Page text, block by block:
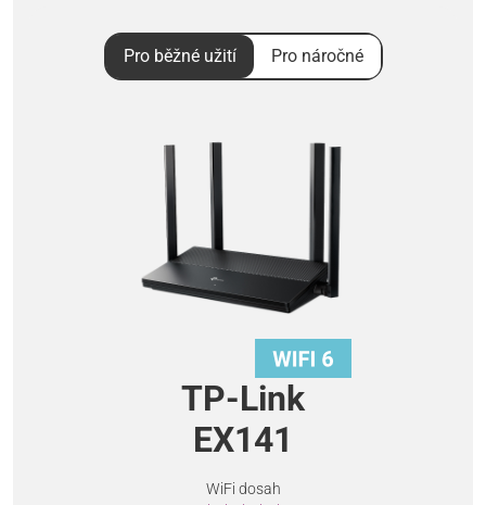
Pro běžné užití Pro náročné
TP-Link
EX141
WiFi dosah